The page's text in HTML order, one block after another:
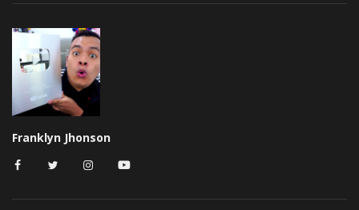
Franklyn Jhonson